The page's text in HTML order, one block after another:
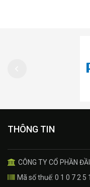
THÔNG TIN
CÔNG TY CỔ PHẦN
Mã số thuế: 0 1 0 7 2 5